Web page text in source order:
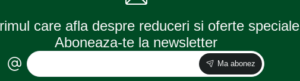
care afla despre reduceri si oferte speciale
Aboneaza-te la newsletter
Ma abonez